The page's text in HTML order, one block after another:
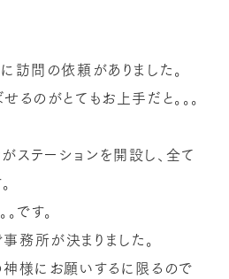
訪問の依頼がありました。
るのがとてもお上手だと。。。
ステーションを開設し、全て
です。
務所が決まりました。
神様にお願いするに限るので